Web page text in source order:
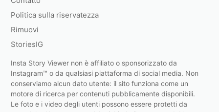
Politica sulla riservatezza
Rimuovi
StoriesIG
Insta Story Viewer non è affiliato o sponsorizzato da
Instagram™ o da qualsiasi piattaforma di social media. Non
conserviamo alcun dato utente: il sito funziona come un
motore di ricerca per contenuti pubblicamente disponibili.
Le foto e i video degli utenti possono essere protetti da